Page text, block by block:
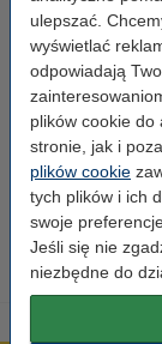
ulepszać.
wyświetlać
odpowiadają
plików cookie do
stronie, jak i
plików cookie
tych plików i ich
swoje
Jeśli się nie
niezbędne do
Marka:
Kolor nadruku:
Kolor taśmy:
Wymiary:
Wydajność:
Numer: